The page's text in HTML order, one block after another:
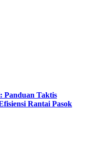
Panduan Taktis
Rantai Pasok